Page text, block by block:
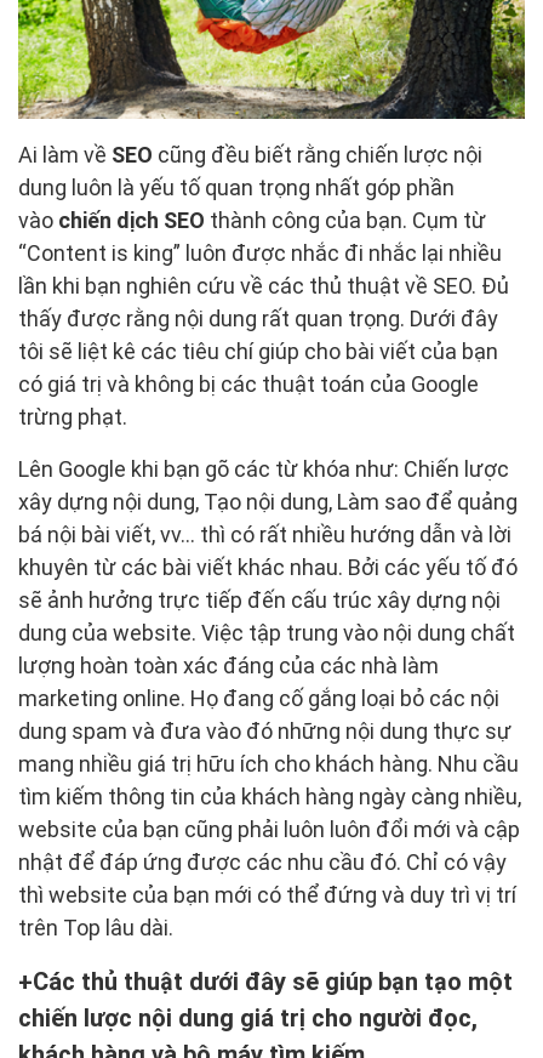
Ai làm về SEO cũng đều biết rằng chiến lược nội
dung luôn là yếu tố quan trọng nhất góp phần
vào chiến dịch SEO thành công của bạn. Cụm từ
“Content is king” luôn được nhắc đi nhắc lại nhiều
lần khi bạn nghiên cứu về các thủ thuật về SEO. Đủ
thấy được rằng nội dung rất quan trọng. Dưới đây
tôi sẽ liệt kê các tiêu chí giúp cho bài viết của bạn
có giá trị và không bị các thuật toán của Google
trừng phạt.
Lên Google khi bạn gõ các từ khóa như: Chiến lược
xây dựng nội dung, Tạo nội dung, Làm sao để quảng
bá nội bài viết, vv… thì có rất nhiều hướng dẫn và lời
khuyên từ các bài viết khác nhau. Bởi các yếu tố đó
sẽ ảnh hưởng trực tiếp đến cấu trúc xây dựng nội
dung của website. Việc tập trung vào nội dung chất
lượng hoàn toàn xác đáng của các nhà làm
marketing online. Họ đang cố gắng loại bỏ các nội
dung spam và đưa vào đó những nội dung thực sự
mang nhiều giá trị hữu ích cho khách hàng. Nhu cầu
tìm kiếm thông tin của khách hàng ngày càng nhiều,
website của bạn cũng phải luôn luôn đổi mới và cập
nhật để đáp ứng được các nhu cầu đó. Chỉ có vậy
thì website của bạn mới có thể đứng và duy trì vị trí
trên Top lâu dài.
Các thủ thuật dưới đây sẽ giúp bạn tạo một
chiến lược nội dung giá trị cho người đọc,